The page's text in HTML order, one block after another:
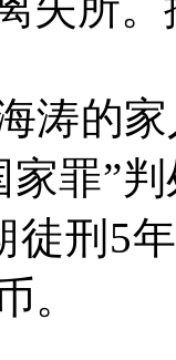
涛的
罪”
徒刑 5
。